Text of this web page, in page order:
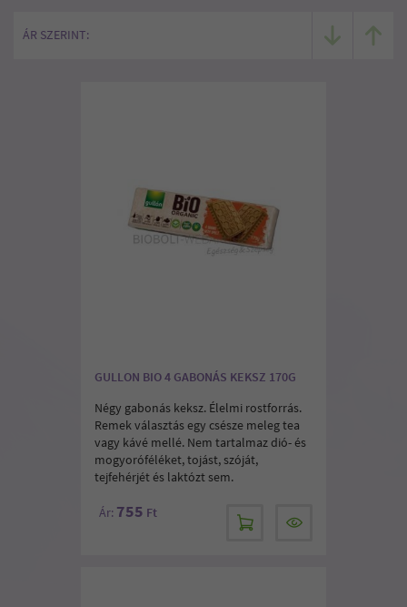
ÁR SZERINT:
GULLON BIO 4 GABONÁS KEKSZ 170G
Négy gabonás keksz. Élelmi rostforrás.
Remek választás egy csésze meleg tea
vagy kávé mellé. Nem tartalmaz dió- és
mogyoróféléket, tojást, szóját,
tejfehérjét és laktózt sem.
Ár: 755 Ft